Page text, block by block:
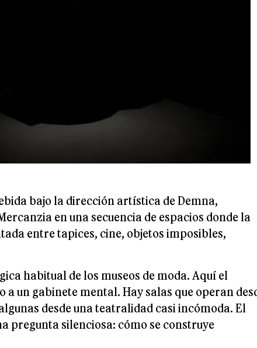
bajo la dirección artística de Demna,
en una secuencia de espacios donde la
entre tapices, cine, objetos imposibles,
habitual de los museos de moda. Aquí el
un gabinete mental. Hay salas que operan
desde una teatralidad casi incómoda. El
pregunta silenciosa: cómo se construye